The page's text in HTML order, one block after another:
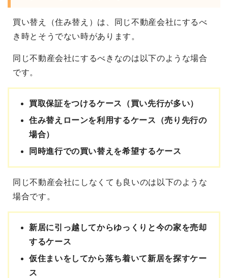
買い替え（住み替え）は、同じ不動産会社にするべ
き時とそうでない時があります。
同じ不動産会社にするべきなのは以下のような場合
です。
買取保証をつけるケース（買い先行が多い）
住み替えローンを利用するケース（売り先行の
場合）
同時進行での買い替えを希望するケース
同じ不動産会社にしなくても良いのは以下のような
場合です。
新居に引っ越してからゆっくりと今の家を売却
するケース
仮住まいをしてから落ち着いて新居を探すケー
ス